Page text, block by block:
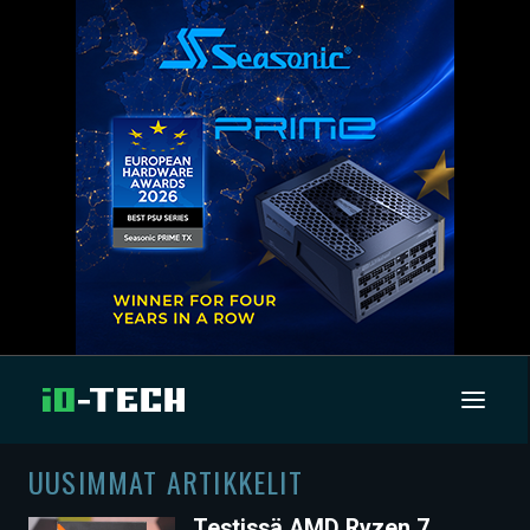
UUTISET
UUSIMMAT ARTIKKELIT